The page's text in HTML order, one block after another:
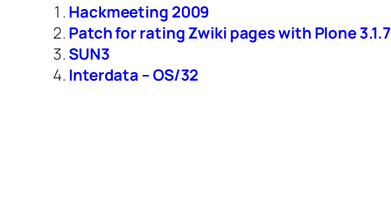
Hackmeeting 2009
Patch for rating Zwiki pages with Plone 3.1.7
SUN3
Interdata – OS/32